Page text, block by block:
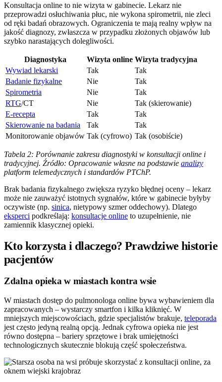
Konsultacja online to nie wizyta w gabinecie. Lekarz nie
przeprowadzi osłuchiwania płuc, nie wykona spirometrii, nie zleci
od ręki badań obrazowych. Ograniczenia te mają realny wpływ na
jakość diagnozy, zwłaszcza w przypadku złożonych objawów lub
szybko narastających dolegliwości.
Diagnostyka Wizyta online Wizyta tradycyjna
Wywiad lekarski
Tak
Tak
Badanie fizykalne
Nie
Tak
Spirometria
Nie
Tak
RTG/CT Nie
Tak (skierowanie)
E-recepta
Tak
Tak
Skierowanie na badania
Tak
Tak
Monitorowanie objawów Tak (cyfrowo) Tak (osobiście)
Tabela 2: Porównanie zakresu diagnostyki w konsultacji online i
tradycyjnej. Źródło: Opracowanie własne na podstawie analizy
platform telemedycznych i standardów PTChP.
Brak badania fizykalnego zwiększa ryzyko błędnej oceny – lekarz
może nie zauważyć istotnych sygnałów, które w gabinecie byłyby
oczywiste (np. sinica, nietypowy szmer oddechowy). Dlatego
eksperci podkreślają: konsultacje online to uzupełnienie, nie
zamiennik klasycznej opieki.
Kto korzysta i dlaczego? Prawdziwe historie
pacjentów
Zdalna opieka w miastach kontra wsie
W miastach dostęp do pulmonologa online bywa wybawieniem dla
zapracowanych – wystarczy smartfon i kilka kliknięć. W
mniejszych miejscowościach, gdzie specjalistów brakuje, teleporada
jest często jedyną realną opcją. Jednak cyfrowa opieka nie jest
równo dostępna – bariery sprzętowe i brak umiejętności
technologicznych skutecznie blokują część społeczeństwa.